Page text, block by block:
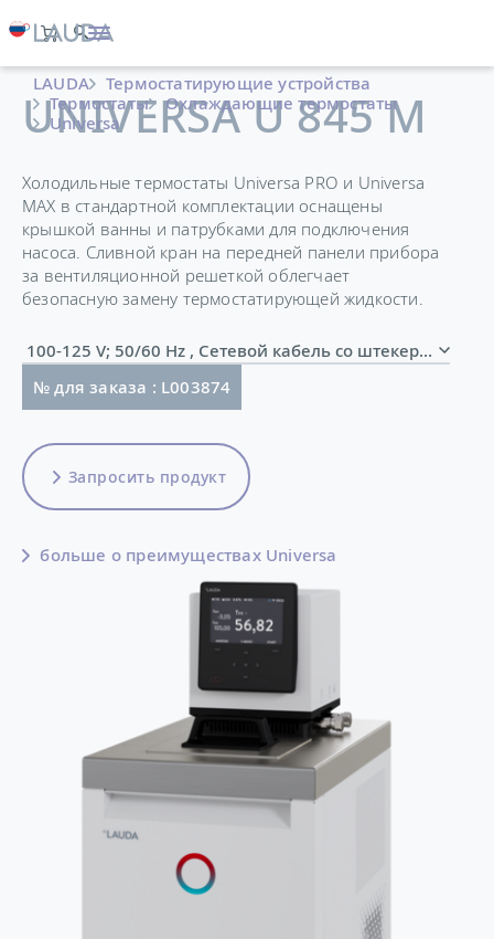
LAUDA
Термостатирующие устройства
Термостаты
Охлаждающие термостаты
Universa
UNIVERSA U 845 M
Холодильные термостаты Universa PRO и Universa
MAX в стандартной комплектации оснащены
крышкой ванны и патрубками для подключения
насоса. Сливной кран на передней панели прибора
за вентиляционной решеткой облегчает
безопасную замену термостатирующей жидкости.
100-125 V; 50/60 Hz , Сетевой кабель со штекером
№ для заказа : L003874
Запросить продукт
больше о преимуществах Universa